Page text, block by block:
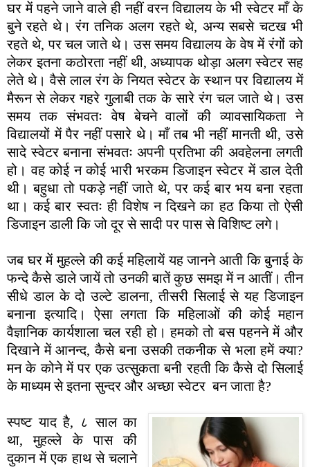
घर में पहने जाने वाले ही नहीं वरन विद्यालय के भी स्वेटर माँ के
बुने रहते थे। रंग तनिक अलग रहते थे, अन्य सबसे चटख भी
रहते थे, पर चल जाते थे। उस समय विद्यालय के वेष में रंगों को
लेकर इतना कठोरता नहीं थी, अध्यापक थोड़ा अलग स्वेटर सह
लेते थे। वैसे लाल रंग के नियत स्वेटर के स्थान पर विद्यालय में
मैरून से लेकर गहरे गुलाबी तक के सारे रंग चल जाते थे। उस
समय तक संभवतः वेष बेचने वालों की व्यावसायिकता ने
विद्यालयों में पैर नहीं पसारे थे। माँ तब भी नहीं मानती थी, उसे
सादे स्वेटर बनाना संभवतः अपनी प्रतिभा की अवहेलना लगती
हो। वह कोई न कोई भारी भरकम डिजाइन स्वेटर में डाल देती
थी। बहुधा तो पकड़े नहीं जाते थे, पर कई बार भय बना रहता
था। कई बार स्वतः ही विशेष न दिखने का हठ किया तो ऐसी
डिजाइन डाली कि जो दूर से सादी पर पास से विशिष्ट लगे।
जब घर में मुहल्ले की कई महिलायें यह जानने आती कि बुनाई के
फन्दे कैसे डाले जायें तो उनकी बातें कुछ समझ में न आतीं। तीन
सीधे डाल के दो उल्टे डालना, तीसरी सिलाई से यह डिजाइन
बनाना इत्यादि। ऐसा लगता कि महिलाओं की कोई महान
वैज्ञानिक कार्यशाला चल रही हो। हमको तो बस पहनने में और
दिखाने में आनन्द, कैसे बना उसकी तकनीक से भला हमें क्या?
मन के कोने में पर एक उत्सुकता बनी रहती कि कैसे दो सिलाई
के माध्यम से इतना सुन्दर और अच्छा स्वेटर बन जाता है?
स्पष्ट याद है, ८ साल का
था, मुहल्ले के पास की
दुकान में एक हाथ से चलाने